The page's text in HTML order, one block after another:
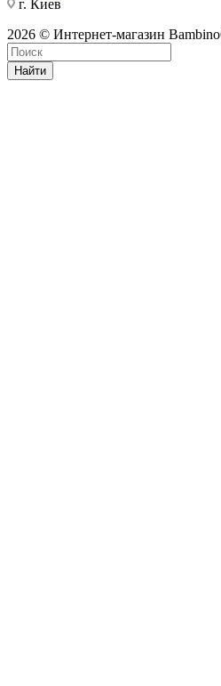
г. Киев
2026 © Интернет-магазин
Найти